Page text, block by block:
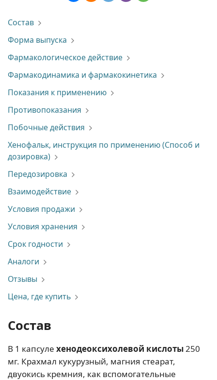
Состав
Форма выпуска
Фармакологическое действие
Фармакодинамика и фармакокинетика
Показания к применению
Противопоказания
Побочные действия
Хенофальк, инструкция по применению (Способ и
дозировка)
Передозировка
Взаимодействие
Условия продажи
Условия хранения
Срок годности
Аналоги
Отзывы
Цена, где купить
Состав
В 1 капсуле хенодеоксихолевой кислоты250
мг. Крахмал кукурузный, магния стеарат,
двуокись кремния, как вспомогательные